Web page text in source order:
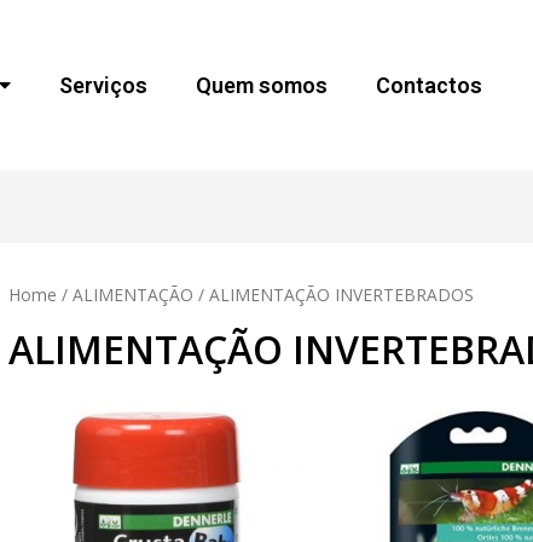
Serviços Quem somos Contactos
Home / ALIMENTAÇÃO / ALIMENTAÇÃO INVERTEBRADOS
ALIMENTAÇÃO